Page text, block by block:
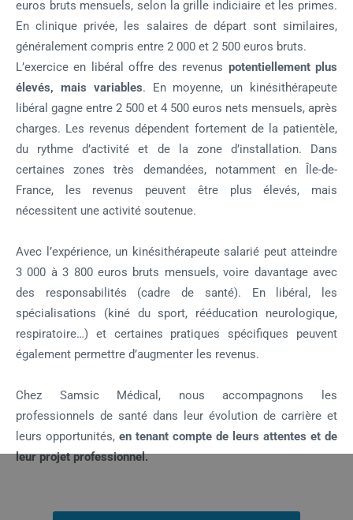
euros bruts mensuels, selon la grille indiciaire et les primes.
En clinique privée, les salaires de départ sont similaires,
généralement compris entre 2 000 et 2 500 euros bruts.
L’exercice en libéral offre des revenus potentiellement plus
élevés, mais variables. En moyenne, un kinésithérapeute
libéral gagne entre 2 500 et 4 500 euros nets mensuels, après
charges. Les revenus dépendent fortement de la patientèle,
du rythme d’activité et de la zone d’installation. Dans
certaines zones très demandées, notamment en Île-de-
France, les revenus peuvent être plus élevés, mais
nécessitent une activité soutenue.
Avec l’expérience, un kinésithérapeute salarié peut atteindre
3 000 à 3 800 euros bruts mensuels, voire davantage avec
des responsabilités (cadre de santé). En libéral, les
spécialisations (kiné du sport, rééducation neurologique,
respiratoire…) et certaines pratiques spécifiques peuvent
également permettre d’augmenter les revenus.
Chez Samsic Médical, nous accompagnons les
professionnels de santé dans leur évolution de carrière et
leurs opportunités, en tenant compte de leurs attentes et de
leur projet professionnel.